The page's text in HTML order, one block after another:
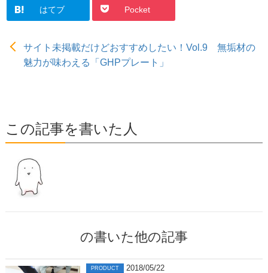
はてブ Pocket
サイト未掲載だけどおすすめしたい！Vol.9 無垢材の
魅力が味わえる「GHPプレート」
この記事を書いた人
の書いた他の記事
PRODUCT
2018/05/22